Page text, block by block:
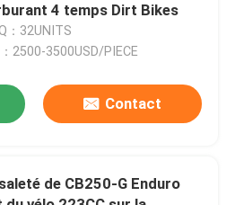
course
4 temps Dirt Bikes
：32UNITS
2500-3500USD/PIECE
Contact
de CB250-G Enduro